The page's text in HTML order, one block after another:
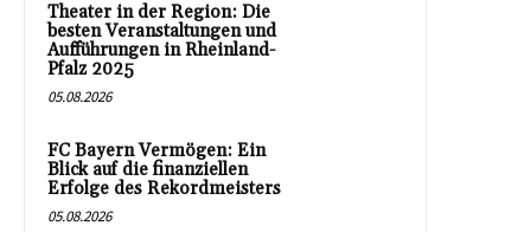
Theater in der Region: Die
besten Veranstaltungen und
Aufführungen in Rheinland-
Pfalz 2025
05.08.2026
FC Bayern Vermögen: Ein
Blick auf die finanziellen
Erfolge des Rekordmeisters
05.08.2026